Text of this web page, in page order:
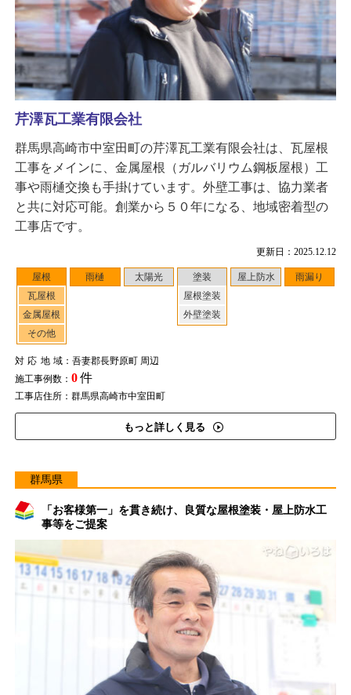
更新日：2025.12.12
屋根
瓦屋根
金属屋根
その他
雨樋 太陽光
塗装
屋根塗装
外壁塗装
屋上防水 雨漏り
対応地域：吾妻郡長野原町 周辺
施工事例数： 0件
工事店住所：群馬県高崎市中室田町
もっと詳しく見る
芹澤瓦工業有限会社
群馬県高崎市中室田町の芹澤瓦工業有限会社は、瓦屋根
工事をメインに、金属屋根（ガルバリウム鋼板屋根）工
事や雨樋交換も手掛けています。外壁工事は、協力業者
と共に対応可能。創業から５０年になる、地域密着型の
工事店です。
群馬県
「お客様第一」を貫き続け、良質な屋根塗装・屋上防水工
事等をご提案